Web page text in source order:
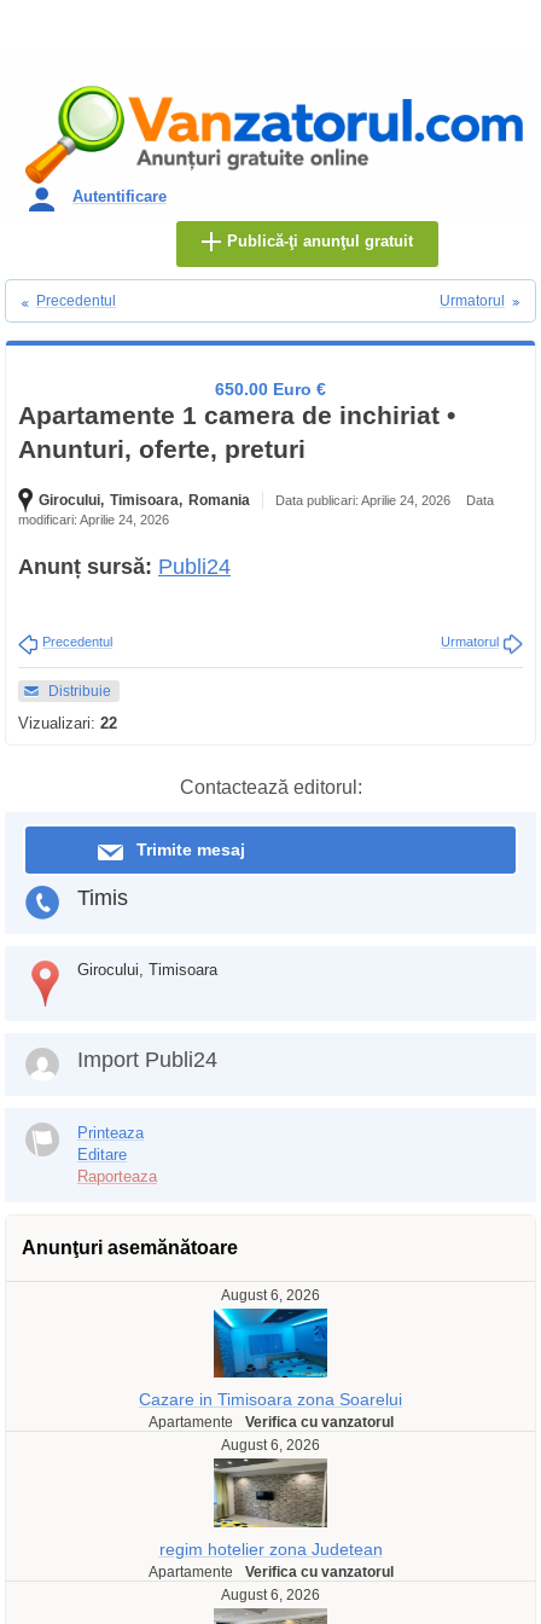
Autentificare
Publică-ţi anunţul gratuit
Precedentul Urmatorul
650.00 Euro €
Apartamente 1 camera de inchiriat •
Anunturi, oferte, preturi
Girocului, Timisoara, Romania Data publicari: Aprilie 24, 2026
Data
modificari: Aprilie 24, 2026
Anunț sursă: Publi24
Precedentul Urmatorul
Distribuie
Vizualizari: 22
Contactează editorul:
Trimite mesaj
Timis
Girocului, Timisoara
Import Publi24
Printeaza
Editare
Raporteaza
Anunţuri asemănătoare
August 6, 2026
Cazare in Timisoara zona Soarelui
Apartamente
Verifica cu vanzatorul
August 6, 2026
regim hotelier zona Judetean
Apartamente
Verifica cu vanzatorul
August 6, 2026